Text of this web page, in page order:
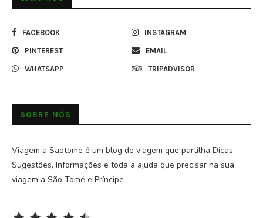
FACEBOOK INSTAGRAM
PINTEREST EMAIL
WHATSAPP TRIPADVISOR
SOBRE NÓS
Viagem a Saotome é um blog de viagem que partilha Dicas,
Sugestões, Informações e toda a ajuda que precisar na sua
viagem a São Tomé e Príncipe